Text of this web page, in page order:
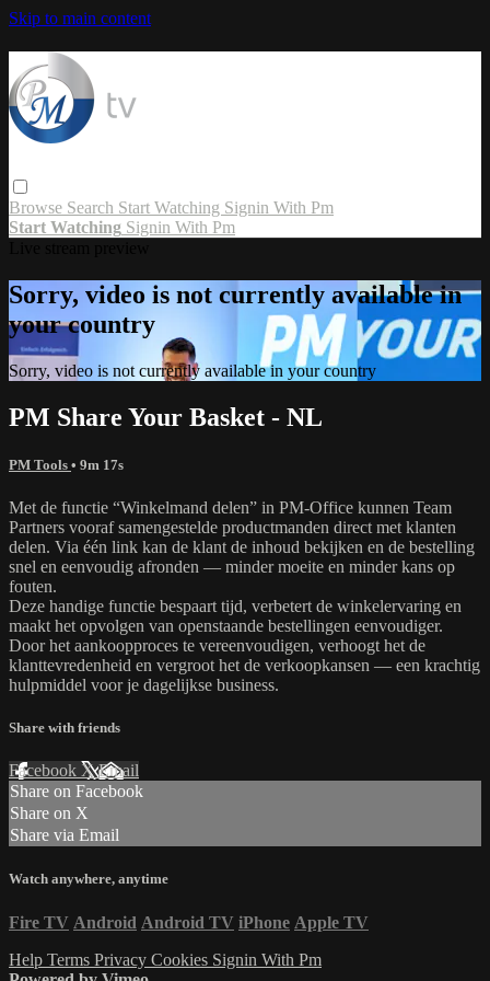
Skip to main content
Browse Search Start Watching Signin With Pm
Start Watching Signin With Pm
Sorry, video is not currently available in
your country
Sorry, video is not currently available in your country
PM Share Your Basket - NL
PM Tools • 9m 17s
Met de functie “Winkelmand delen” in PM-Office kunnen Team
Partners vooraf samengestelde productmanden direct met klanten
delen. Via één link kan de klant de inhoud bekijken en de bestelling
snel en eenvoudig afronden — minder moeite en minder kans op
fouten.
Deze handige functie bespaart tijd, verbetert de winkelervaring en
maakt het opvolgen van openstaande bestellingen eenvoudiger.
Door het aankoopproces te vereenvoudigen, verhoogt het de
klanttevredenheid en vergroot het de verkoopkansen — een krachtig
hulpmiddel voor je dagelijkse business.
Share with friends
Facebook XEmail
Share on Facebook
Share on X
Share via Email
Watch anywhere, anytime
Fire TV Android Android TV iPhone Apple TV
Help Terms Privacy Cookies Signin With Pm